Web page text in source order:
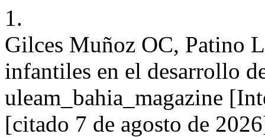
1.
Gilces Muñoz OC, Patino
infantiles en el desarrollo
uleam_bahia_magazine
[citado 7 de agosto de